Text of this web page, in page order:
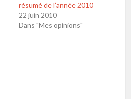
résumé de l’année 2010
22 juin 2010
Dans "Mes opinions"